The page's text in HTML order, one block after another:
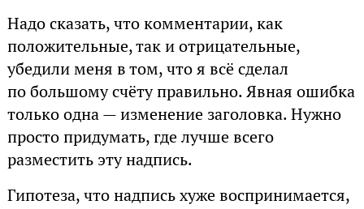
Надо сказать, что комментарии, как
положительные, так и отрицательные,
убедили меня в том, что я всё сделал
по большому счёту правильно. Явная ошибка
только одна — изменение заголовка. Нужно
просто придумать, где лучше всего
разместить эту надпись.
Гипотеза, что надпись хуже воспринимается,